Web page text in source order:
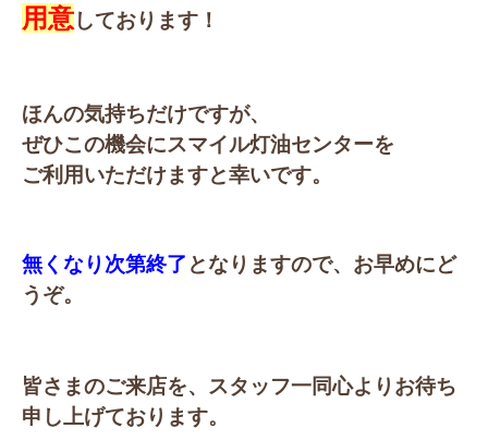
用意しております！
ほんの気持ちだけですが、
ぜひこの機会にスマイル灯油センターを
ご利用いただけますと幸いです。
無くなり次第終了 となりますので、お早めにど
うぞ。
皆さまのご来店を、スタッフ一同心よりお待ち
申し上げております。